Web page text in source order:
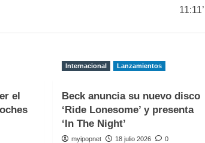
11:11’
el
Internacional Lanzamientos
Beck anuncia su nuevo disco
‘Ride Lonesome’ y presenta
‘In The Night’
myipopnet 18 julio 2026 0